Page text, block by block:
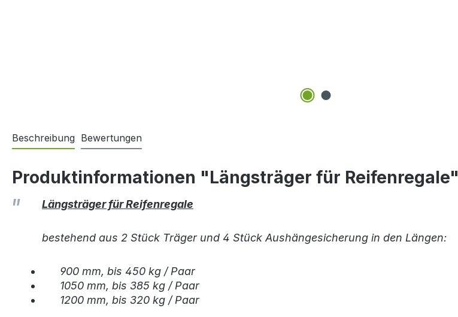
Beschreibung Bewertungen
Produktinformationen "Längsträger für Reifenregale"
Längsträger für Reifenregale
bestehend aus 2 Stück Träger und 4 Stück Aushängesicherung in den Längen:
900 mm, bis 450 kg / Paar
1050 mm, bis 385 kg / Paar
1200 mm, bis 320 kg / Paar